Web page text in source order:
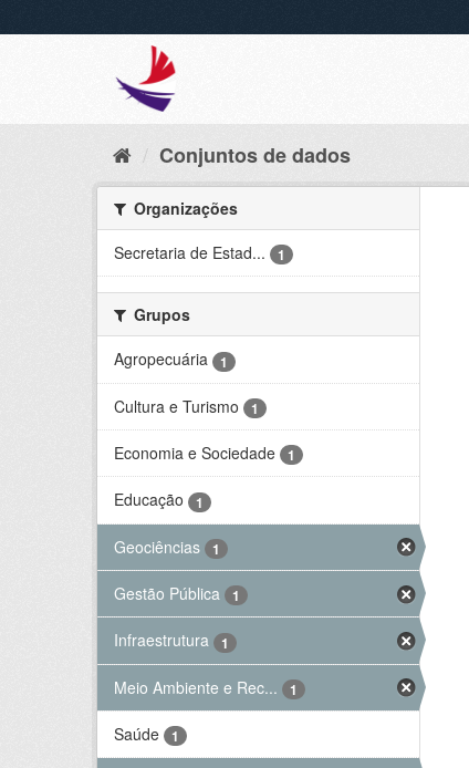
Conjuntos de dados
Organizações
Secretaria de Estad...
1
Grupos
Agropecuária
1
Cultura e Turismo 1
Economia e Sociedade 1
Educação 1
Geociências 1
Gestão Pública 1
Infraestrutura 1
Meio Ambiente e Rec... 1
Saúde 1